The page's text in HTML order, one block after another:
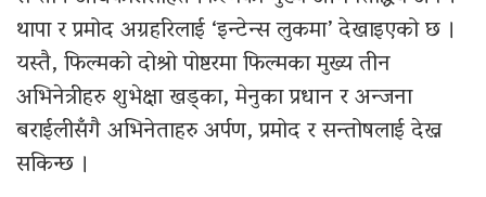
थापा र प्रमोद अग्रहरिलाई ‘इन्टेन्स लुकमा’ देखाइएको छ ।
यस्तै, फिल्मको दोश्रो पोष्टरमा फिल्मका मुख्य तीन
अभिनेत्रीहरु शुभेक्षा खड्का, मेनुका प्रधान र अन्जना
बराईलीसँगै अभिनेताहरु अर्पण, प्रमोद र सन्तोषलाई देख्न
सकिन्छ ।